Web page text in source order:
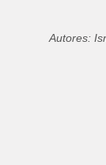
Autores: